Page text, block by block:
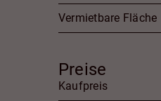
Vermietbare Fläche
Preise
Kaufpreis